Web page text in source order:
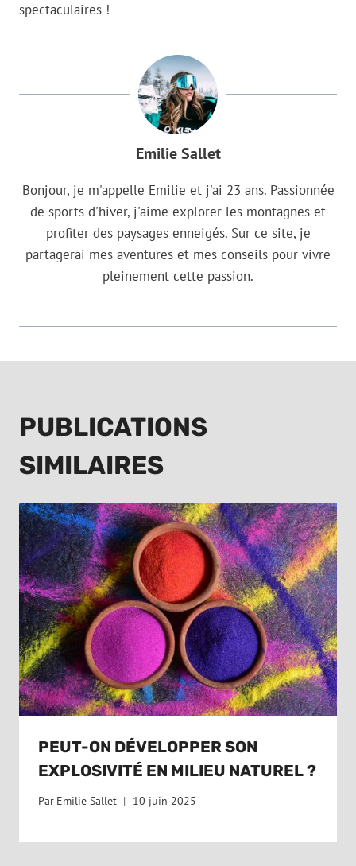
spectaculaires !
Emilie Sallet
Bonjour, je m'appelle Emilie et j'ai 23 ans. Passionnée
de sports d'hiver, j'aime explorer les montagnes et
profiter des paysages enneigés. Sur ce site, je
partagerai mes aventures et mes conseils pour vivre
pleinement cette passion.
PUBLICATIONS
SIMILAIRES
PEUT-ON DÉVELOPPER SON
EXPLOSIVITÉ EN MILIEU NATUREL ?
Par Emilie Sallet 10 juin 2025